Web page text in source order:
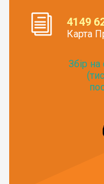
4149
Карта
Збір